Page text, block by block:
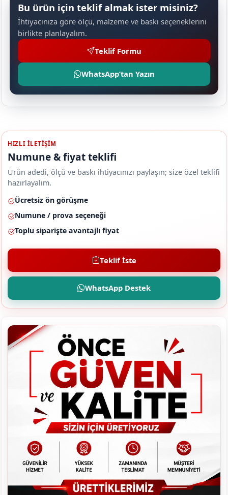
Bu ürün için teklif almak ister misiniz?
İhtiyacınıza göre ölçü, malzeme ve baskı seçeneklerini
birlikte planlayalım.
Teklif Formu
WhatsApp’tan Yazın
HIZLI ILETIŞIM
Numune & fiyat teklifi
Ürün adedi, ölçü ve baskı ihtiyacınızı paylaşın; size özel teklifi
hazırlayalım.
Ücretsiz ön görüşme
Numune / prova seçeneği
Toplu siparişte avantajlı fiyat
Teklif İste
WhatsApp Destek